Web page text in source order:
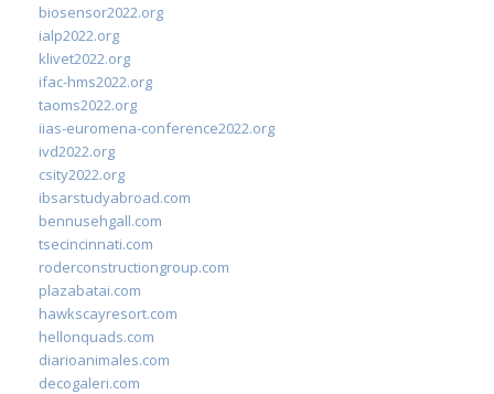
biosensor2022.org
ialp2022.org
klivet2022.org
ifac-hms2022.org
taoms2022.org
iias-euromena-conference2022.org
ivd2022.org
csity2022.org
ibsarstudyabroad.com
bennusehgall.com
tsecincinnati.com
roderconstructiongroup.com
plazabatai.com
hawkscayresort.com
hellonquads.com
diarioanimales.com
decogaleri.com